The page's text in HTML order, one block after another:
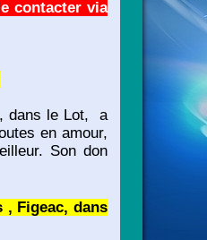
contacter via
dans le Lot, a
en amour,
Son don
, Figeac, dans